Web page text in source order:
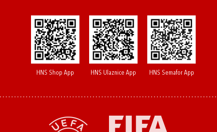
HNS Shop App HNS Ulaznice App HNS Semafor App